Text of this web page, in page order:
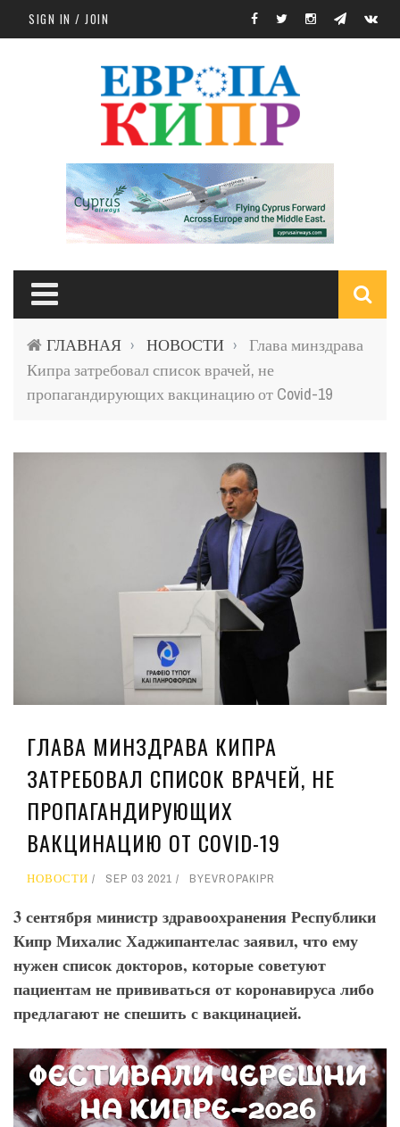
Skip to main content
SIGN IN / JOIN
ГЛАВНАЯ › НОВОСТИ ›
Глава минздрава
Кипра затребовал список врачей, не
пропагандирующих вакцинацию от Covid-19
ГЛАВА МИНЗДРАВА КИПРА
ЗАТРЕБОВАЛ СПИСОК ВРАЧЕЙ, НЕ
ПРОПАГАНДИРУЮЩИХ
ВАКЦИНАЦИЮ ОТ COVID-19
НОВОСТИ SEP 03 2021 BYEVROPAKIPR
3 сентября министр здравоохранения Республики
Кипр Михалис Хаджипантелас заявил, что ему
нужен список докторов, которые советуют
пациентам не прививаться от коронавируса либо
предлагают не спешить с вакцинацией.